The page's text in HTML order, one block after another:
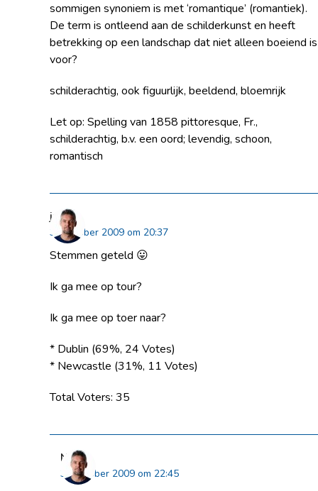
sommigen synoniem is met ‘romantique’ (romantiek).
De term is ontleend aan de schilderkunst en heeft
betrekking op een landschap dat niet alleen boeiend is
voor?
schilderachtig, ook figuurlijk, beeldend, bloemrijk
Let op: Spelling van 1858 pittoresque, Fr.,
schilderachtig, b.v. een oord; levendig, schoon,
romantisch
jan
30 oktober 2009 om 20:37
Stemmen geteld 😛
Ik ga mee op tour?
Ik ga mee op toer naar?
* Dublin (69%, 24 Votes)
* Newcastle (31%, 11 Votes)
Total Voters: 35
Niels
30 oktober 2009 om 22:45